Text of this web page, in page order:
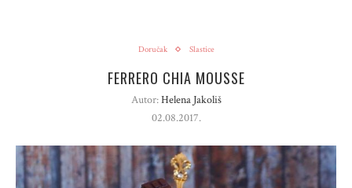
Doručak Slastice
FERRERO CHIA MOUSSE
Autor:Helena Jakoliš
02.08.2017.